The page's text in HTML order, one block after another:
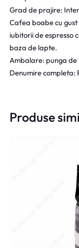
Grad de prajire:
Cafea boabe cu
iubitorii de espresso
baza de lapte.
Ambalare: punga de
Denumire completa:
Produse